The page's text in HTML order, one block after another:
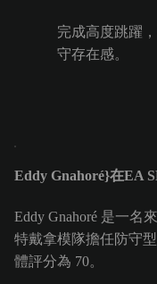
完成高度跳躍
守存在感。
Eddy Gnahoré}在EA
Eddy Gnahoré 是一名
特戴拿模隊擔任防守
體評分為 70。